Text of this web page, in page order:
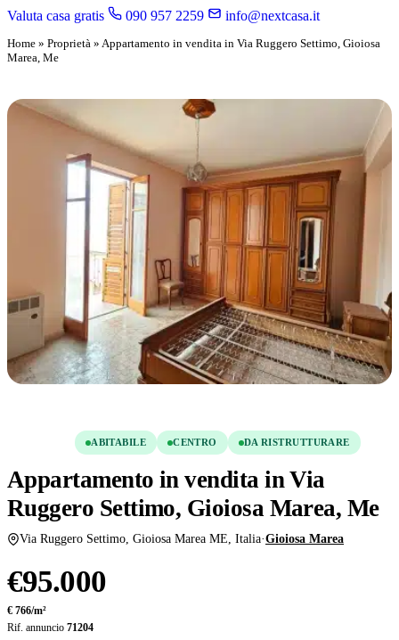
Valuta casa gratis 090 957 2259 info@nextcasa.it
Home » Proprietà » Appartamento in vendita in Via Ruggero Settimo, Gioiosa
Marea, Me
ABITABILE CENTRO DA RISTRUTTURARE
Appartamento in vendita in Via
Ruggero Settimo, Gioiosa Marea, Me
Via Ruggero Settimo, Gioiosa Marea ME, Italia·Gioiosa Marea
€95.000
€ 766/m²
Rif. annuncio 71204